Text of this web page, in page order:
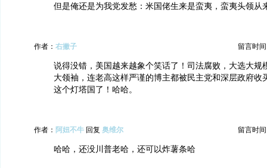
但是俺还是为我党发愁：米国佬生来是蛮夷，蛮夷头领从
作者： 右撇子 留言时间
说得没错，美国越来越象个笑话了！司法腐败，大选大规
大领袖，连老高这样严谨的博主都被民主党和深层政府收
这个灯塔国了！哈哈。
作者： 阿妞不牛 回复 奥维尔 留言时间
哈哈，还没川普老哈，还可以炸薯条哈